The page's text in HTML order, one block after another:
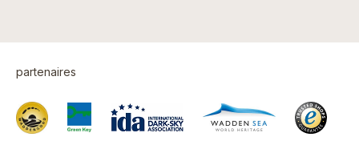
partenaires